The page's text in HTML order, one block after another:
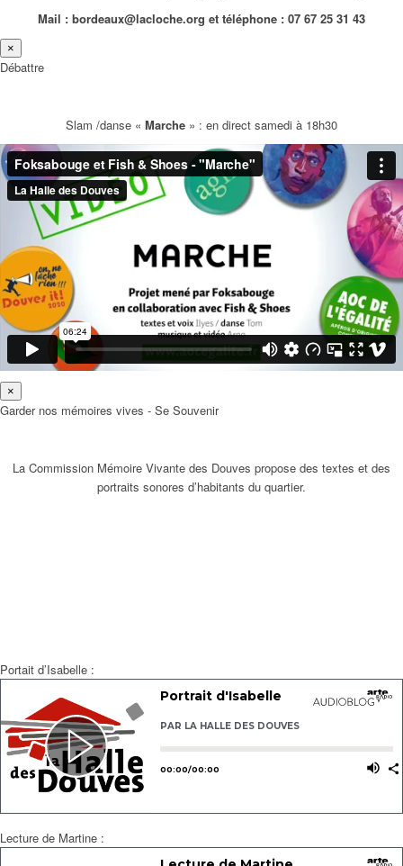
Mail : bordeaux@lacloche.org et téléphone : 07 67 25 31 43
×
Débattre
Slam /danse « Marche » : en direct samedi à 18h30
×
Garder nos mémoires vives - Se Souvenir
La Commission Mémoire Vivante des Douves propose des textes et des
portraits sonores d’habitants du quartier.
Portait d’Isabelle :
Lecture de Martine :